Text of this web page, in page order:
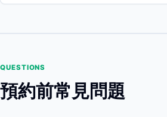
QUESTIONS
預約前常見問題